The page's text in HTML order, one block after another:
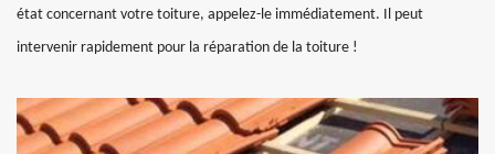
état concernant votre toiture, appelez-le immédiatement. Il peut
intervenir rapidement pour la réparation de la toiture !